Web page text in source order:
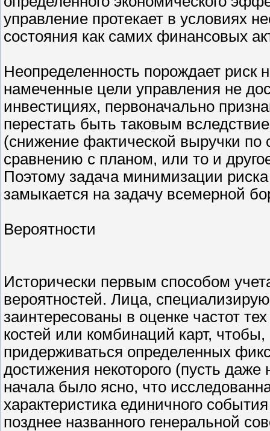
управление протекает в условиях
состояния как самих финансовых
Неопределенность порождает риск
намеченные цели управления не
инвестициях, первоначально
перестать быть таковым
(снижение фактической выручки по
сравнению с планом, или то и
Поэтому задача минимизации
замыкается на задачу всемерной
Вероятности
Исторически первым способом
вероятностей. Лица,
заинтересованы в оценке частот
костей или комбинаций карт,
придерживаться определенных
достижения некоторого (пусть
начала было ясно, что
характеристика единичного
позднее названного генеральной